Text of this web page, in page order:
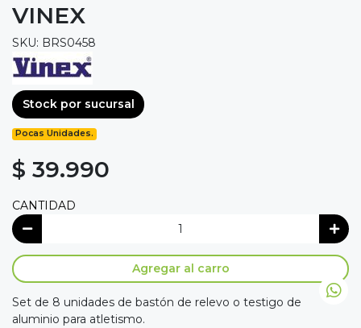
VINEX
SKU: BRS0458
Stock por sucursal
Pocas Unidades.
$ 39.990
CANTIDAD
Agregar al carro
Set de 8 unidades de bastón de relevo o testigo de
aluminio para atletismo.